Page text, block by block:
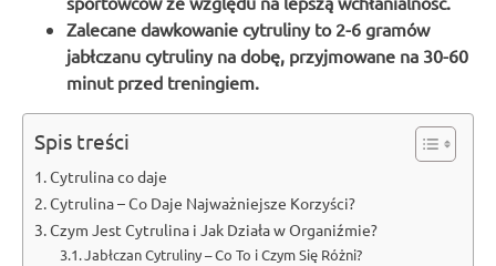
Zalecane dawkowanie cytruliny to 2-6 gramów
jabłczanu cytruliny na dobę, przyjmowane na 30-60
minut przed treningiem.
Spis treści
Cytrulina co daje
Cytrulina – Co Daje Najważniejsze Korzyści?
Czym Jest Cytrulina i Jak Działa w Organiźmie?
Jabłczan Cytruliny – Co To i Czym Się Różni?